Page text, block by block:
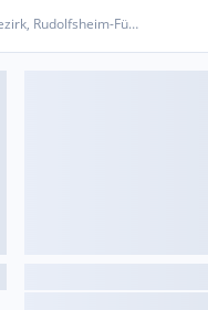
1150 Wien, 15. Bezirk, Rudolfsheim-Fünfhaus